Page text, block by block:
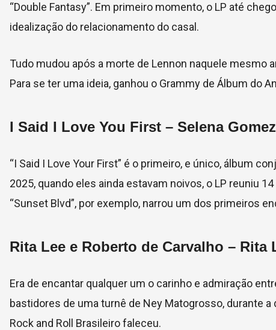
“Double Fantasy”. Em primeiro momento, o LP até
idealização do relacionamento do casal.
Tudo mudou após a morte de Lennon naquele mesmo
Para se ter uma ideia, ganhou o Grammy de Álbum do
I Said I Love You First – Selena
“I Said I Love Your First” é o primeiro, e único, álbum
2025, quando eles ainda estavam noivos, o LP reuniu
“Sunset Blvd”, por exemplo, narrou um dos primeiros
Rita Lee e Roberto de Carvalho – Rita
Era de encantar qualquer um o carinho e admiração
bastidores de uma turnê de Ney Matogrosso, durante
Rock and Roll Brasileiro faleceu.